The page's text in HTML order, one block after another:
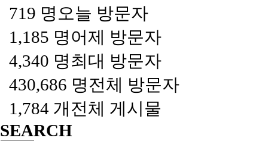
719 명 오늘 방문자
1,185 명어제 방문자
4,340 명최대 방문자
430,686 명전체 방문자
1,784 개전체 게시물
SEARCH